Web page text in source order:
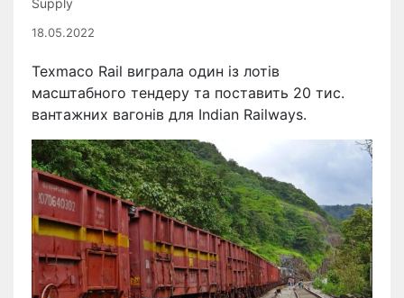
Supply
18.05.2022
Texmaco Rail виграла один із лотів
масштабного тендеру та поставить 20 тис.
вантажних вагонів для Indian Railways.